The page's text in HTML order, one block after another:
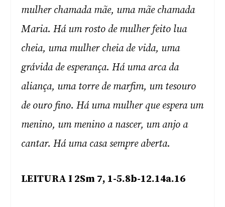
mulher chamada mãe, uma mãe chamada
Maria. Há um rosto de mulher feito lua
cheia, uma mulher cheia de vida, uma
grávida de esperança. Há uma arca da
aliança, uma torre de marfim, um tesouro
de ouro fino. Há uma mulher que espera um
menino, um menino a nascer, um anjo a
cantar. Há uma casa sempre aberta.
LEITURA I 2Sm 7, 1-5.8b-12.14a.16